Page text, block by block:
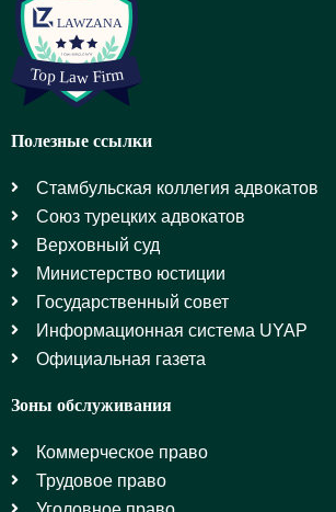
Полезные ссылки
Стамбульская коллегия адвокатов
Союз турецких адвокатов
Верховный суд
Министерство юстиции
Государственный совет
Информационная система UYAP
Официальная газета
Зоны обслуживания
Коммерческое право
Трудовое право